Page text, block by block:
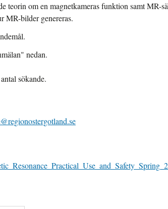
teorin om en magnetkameras funktion samt
MR-bilder genereras.
nedan.
sökande.